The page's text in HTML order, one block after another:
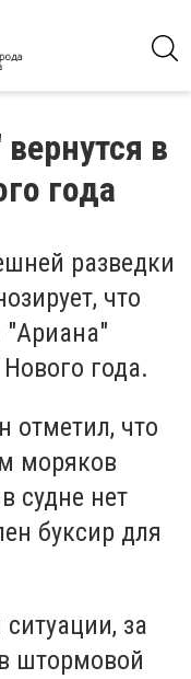
в
года
разведки
что
"Ариана"
года.
отметил, что
моряков
судне нет
буксир для
за
штормовой